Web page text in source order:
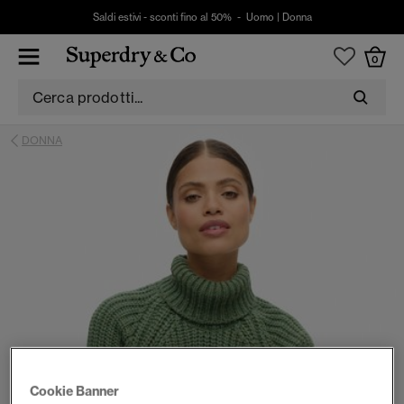
Saldi estivi - sconti fino al 50% - Uomo Donna
0
DONNA
Cookie Banner